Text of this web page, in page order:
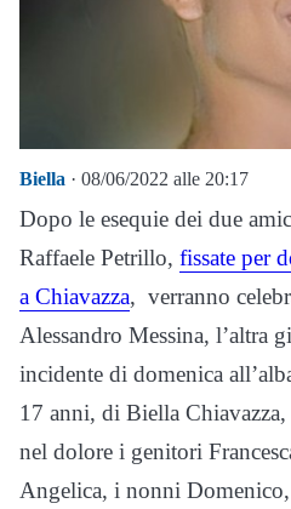
Biella · 08/06/2022 alle 20:17
Dopo le esequie dei due
Raffaele Petrillo, fissate per
a Chiavazza, verranno
Alessandro Messina, l’altra
incidente di domenica
17 anni, di Biella
nel dolore i genitori
Angelica, i nonni